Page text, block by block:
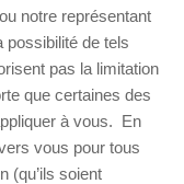
notre représentant
possibilité de tels
pas la limitation
que certaines des
à vous. En
vous pour tous
(qu’ils soient